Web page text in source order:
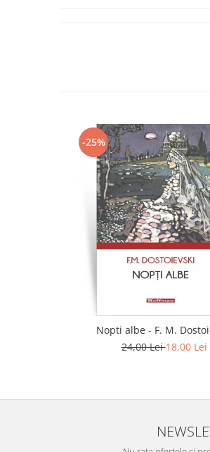
-25%
Nopti albe - F. M.
24,00 Lei18,00 Lei